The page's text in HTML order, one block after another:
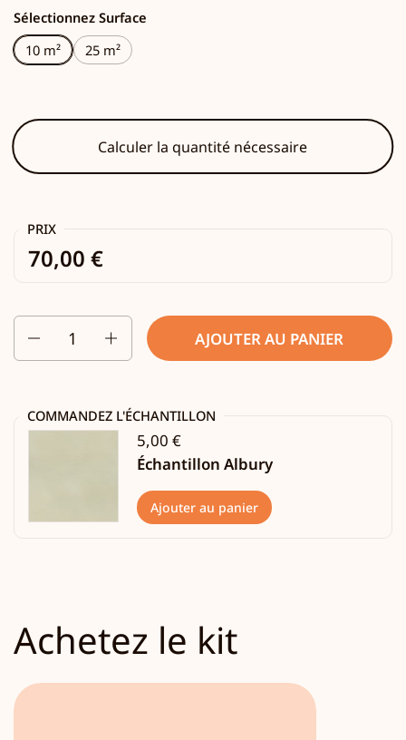
Sélectionnez Surface
10 m²
25 m²
Calculer la quantité nécessaire
PRIX
70,00 €
AJOUTER AU PANIER
COMMANDEZ L'ÉCHANTILLON
5,00 €
Échantillon Albury
Ajouter au panier
Achetez le kit